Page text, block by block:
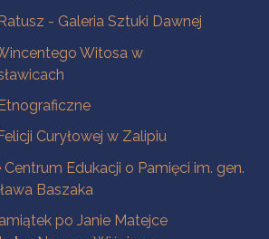
- Galeria Sztuki Dawnej
Witosa w
Curyłowej w Zalipiu
Edukacji o Pamięci im. gen.
Baszaka
po Janie Matejce